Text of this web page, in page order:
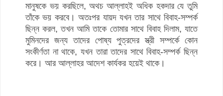
মানুষকে ভয় করছিলে, অথচ আল্লাহই অধিক হকদার যে তুমি
তাঁকে ভয় করবে। অতঃপর যায়দ যখন তার সাথে বিবাহ-সম্পর্ক
ছিন্ন করল, তখন আমি তাকে তোমার সাথে বিবাহ দিলাম, যাতে
মুমিনদের জন্য তাদের পোষ্য পুত্রদের স্ত্রী সম্পর্কে কোন
সংকীর্ণতা না থাকে, যখন তারা তাদের সাথে বিবাহ-সম্পর্ক ছিন্ন
করে। আর আল্লাহর আদেশ কার্যকর হয়েই থাকে।